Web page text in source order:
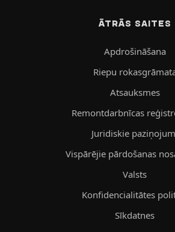
ĀTRĀS SAITES
Apdrošināšana
Riepu
Atsauksmes
Remontdarbnīcas
Juridiskie
Vispārējie pārdošanas
Valsts
Konfidencialitātes
Sīkdatnes